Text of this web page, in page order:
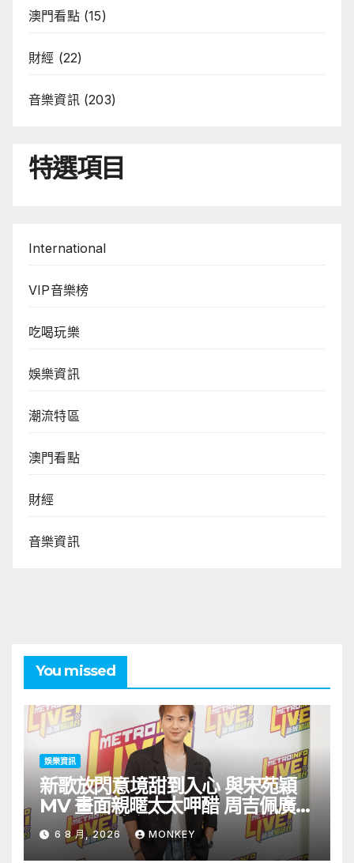
澳門看點(15)
財經 (22)
音樂資訊(203)
特選項目
International
VIP音樂榜
吃喝玩樂
娛樂資訊
潮流特區
澳門看點
財經
音樂資訊
You missed
娛樂資訊
新歌放閃意境甜到入心 與宋苑穎
MV 畫面親暱太太呷醋 周吉佩廣州
一日三場熱血 Busking
6 8 月, 2026 MONKEY